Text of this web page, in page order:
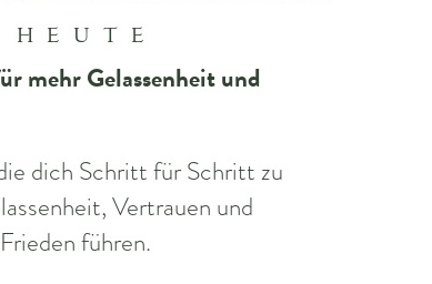
HEUTE
mehr Gelassenheit und
dich Schritt für Schritt zu
Vertrauen und
führen.